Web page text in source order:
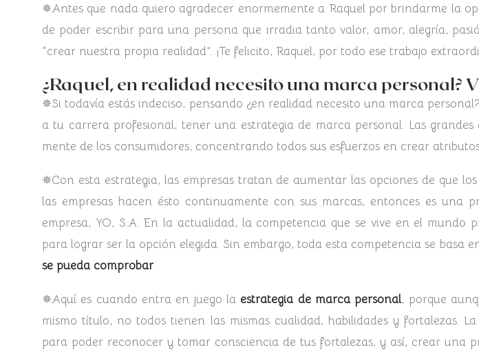
✵Antes que nada quiero agradecer enormemente a Raquel por brindarme la
de poder escribir para una persona que irradia tanto valor, amor, alegría,
“crear nuestra propia realidad”​. ¡Te felicito, Raquel, por todo ese trabajo
¿Raquel, en realidad necesito una marca personal?
✵Si todavía estás indeciso, pensando ¿en realidad necesito una marca
a tu carrera profesional, tener una estrategia de marca personal. Las
mente de los consumidores, concentrando todos sus esfuerzos en crear
✵Con esta estrategia, las empresas tratan de aumentar las opciones de que
las empresas hacen ésto continuamente con sus marcas, entonces es una
empresa, YO, S.A. En la actualidad, la competencia que se vive en el
para lograr ser la opción elegida. Sin embargo, toda esta competencia se basa
se pueda comprobar.
✵Aquí es cuando entra en juego la estrategia de marca personal, porque
mismo título, no todos tienen las mismas cualidad, habilidades y fortalezas.
para poder reconocer y tomar consciencia de tus fortalezas, y así, crear una